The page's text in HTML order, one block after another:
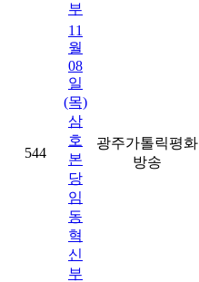
부
544
11
월
08
일
(목)
삼
호
본
당
임
동
혁
신
부
광주가톨릭평화
방송